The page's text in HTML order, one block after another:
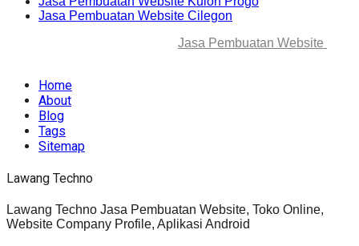
Jasa Pembuatan Website Cilegon
Jasa Pembuatan Website
Home
About
Blog
Tags
Sitemap
Lawang Techno
Lawang Techno Jasa Pembuatan Website, Toko Online,
Website Company Profile, Aplikasi Android